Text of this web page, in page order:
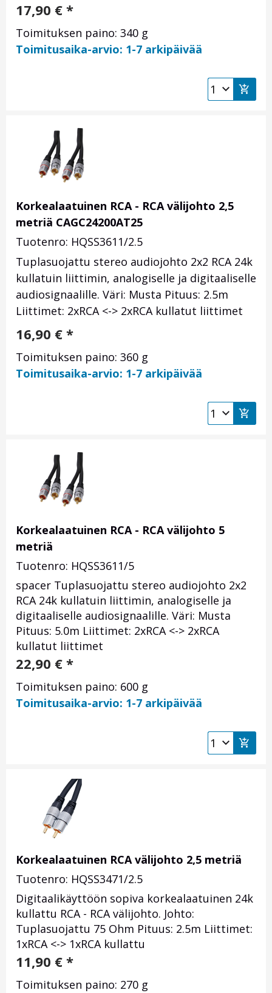
17,90 € *
Toimituksen paino: 340 g
Toimitusaika-arvio: 1-7 arkipäivää
Korkealaatuinen RCA - RCA välijohto 2,5
metriä CAGC24200AT25
Tuotenro: HQSS3611/2.5
Tuplasuojattu stereo audiojohto 2x2 RCA 24k
kullatuin liittimin, analogiselle ja digitaaliselle
audiosignaalille. Väri: Musta Pituus: 2.5m
Liittimet: 2xRCA <-> 2xRCA kullatut liittimet
16,90 € *
Toimituksen paino: 360 g
Toimitusaika-arvio: 1-7 arkipäivää
Korkealaatuinen RCA - RCA välijohto 5
metriä
Tuotenro: HQSS3611/5
spacer Tuplasuojattu stereo audiojohto 2x2
RCA 24k kullatuin liittimin, analogiselle ja
digitaaliselle audiosignaalille. Väri: Musta
Pituus: 5.0m Liittimet: 2xRCA <-> 2xRCA
kullatut liittimet
22,90 € *
Toimituksen paino: 600 g
Toimitusaika-arvio: 1-7 arkipäivää
Korkealaatuinen RCA välijohto 2,5 metriä
Tuotenro: HQSS3471/2.5
Digitaalikäyttöön sopiva korkealaatuinen 24k
kullattu RCA - RCA välijohto. Johto:
Tuplasuojattu 75 Ohm Pituus: 2.5m Liittimet:
1xRCA <-> 1xRCA kullattu
11,90 € *
Toimituksen paino: 270 g